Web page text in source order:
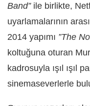
Band”ile birlikte,
uyarlamalarının
2014 yapımı ”The
koltuğuna oturan
kadrosuyla ışıl ışıl
sinemaseverlerle